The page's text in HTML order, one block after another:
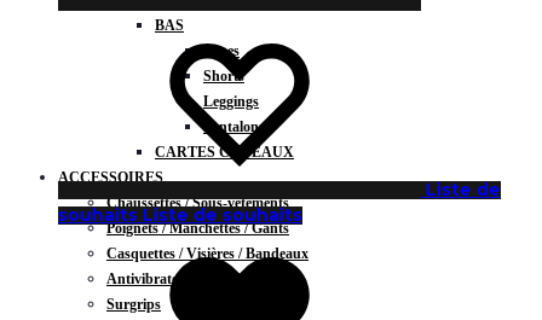
BAS
Jupes
Shorts
Leggings
Pantalons
CARTES CADEAUX
ACCESSOIRES
Chaussettes / Sous-vêtements
Poignets / Manchettes / Gants
Casquettes / Visières / Bandeaux
Antivibrateurs
Surgrips
Liste de
souhaits Liste de souhaits